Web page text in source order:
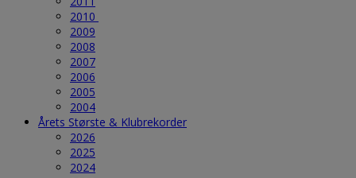
2010
2009
2008
2007
2006
2005
2004
Årets Største & Klubrekorder
2026
2025
2024